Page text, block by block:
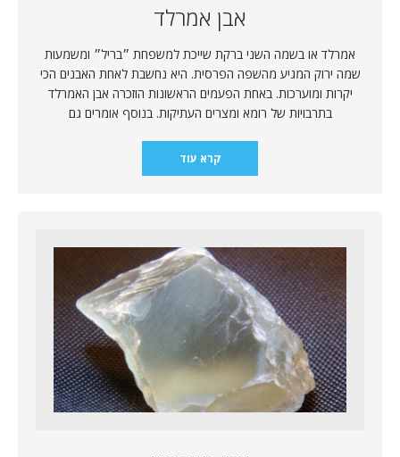
אבן אמרלד
אמרלד או בשמה השני ברקת שייכת למשפחת ״בריל״ ומשמעות
שמה ירוק המגיע מהשפה הפרסית. היא נחשבת לאחת האבנים הכי
יקרות ומוערכות. באחת הפעמים הראשונות הוזכרה אבן האמרלד
בתרבויות של רומא ומצרים העתיקות. בנוסף אומרים גם
קרא עוד